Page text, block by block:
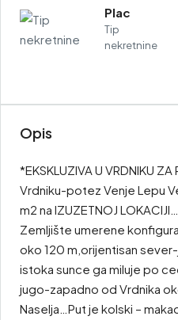
Plac
Tip
nekretnine
Opis
*EKSKLUZIVA U VRDNIKU
Vrdniku-potez Venje Lepu
m2 na IZUZETNOJ
Zemljište umerene
oko 120 m,orijentisan
istoka sunce ga miluje po
jugo-zapadno od Vrdnika
Naselja…Put je kolski –